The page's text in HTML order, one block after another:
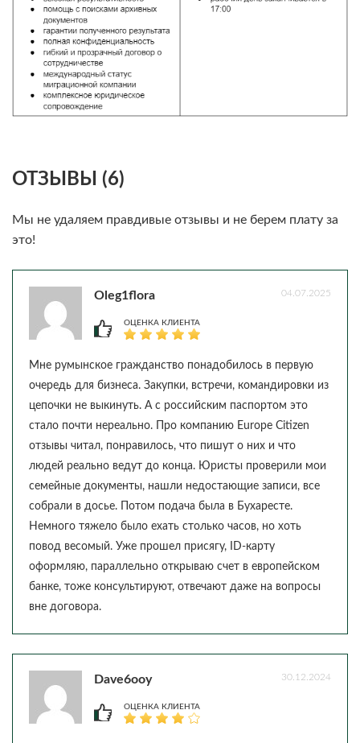
ОТЗЫВЫ (6)
Мы не удаляем правдивые отзывы и не берем плату за
это!
Oleg1flora 04.07.2025
ОЦЕНКА КЛИЕНТА
Мне румынское гражданство понадобилось в первую
очередь для бизнеса. Закупки, встречи, командировки из
цепочки не выкинуть. А с российским паспортом это
стало почти нереально. Про компанию Europe Citizen
отзывы читал, понравилось, что пишут о них и что
людей реально ведут до конца. Юристы проверили мои
семейные документы, нашли недостающие записи, все
собрали в досье. Потом подача была в Бухаресте.
Немного тяжело было ехать столько часов, но хоть
повод весомый. Уже прошел присягу, ID-карту
оформляю, параллельно открываю счет в европейском
банке, тоже консультируют, отвечают даже на вопросы
вне договора.
Dave6ooy 30.12.2024
ОЦЕНКА КЛИЕНТА